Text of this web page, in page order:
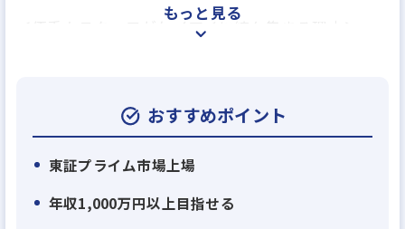
＜優秀なスタッフがケイアイに続々集まる理由＞
介営業の会社などの同業や異業界の営業や販売出身
者の若くて優秀なメンバーが続々とジョインいただ
いています。その主な理由は２つ。
・理由１：住宅供給数日本一に向け業績右肩上がり
もっと見る
おすすめポイント
東証プライム市場上場
年収1,000万円以上目指せる